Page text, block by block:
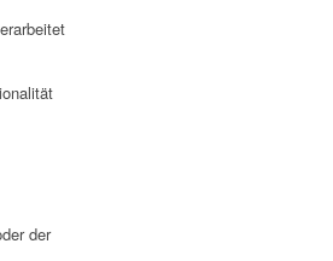
der